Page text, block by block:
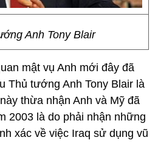
Anh Tony Blair
mật vụ Anh mới đây đã
Thủ tướng Anh Tony Blair là
thừa nhận Anh và Mỹ đã
2003 là do phải nhận những
xác về việc Iraq sử dụng vũ